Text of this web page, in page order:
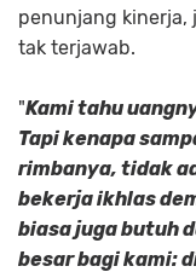
penunjang kinerja,
tak terjawab.
"Kami tahu
Tapi kenapa
rimbanya, tidak
bekerja ikhlas
biasa juga butuh
besar bagi kami: